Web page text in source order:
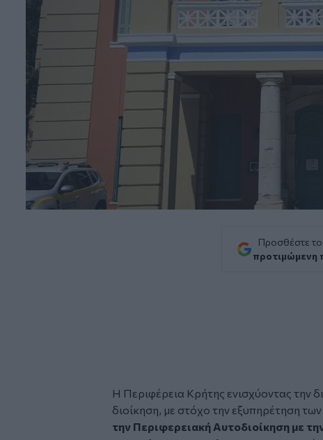
Προσθέστε το
προτιμώμενη
Η Περιφέρεια Κρήτης ενισχύοντας την
διοίκηση, με στόχο την εξυπηρέτηση
την Περιφερειακή Αυτοδιοίκηση με